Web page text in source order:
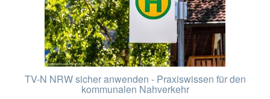
TV-N NRW sicher anwenden - Praxiswissen für den
kommunalen Nahverkehr